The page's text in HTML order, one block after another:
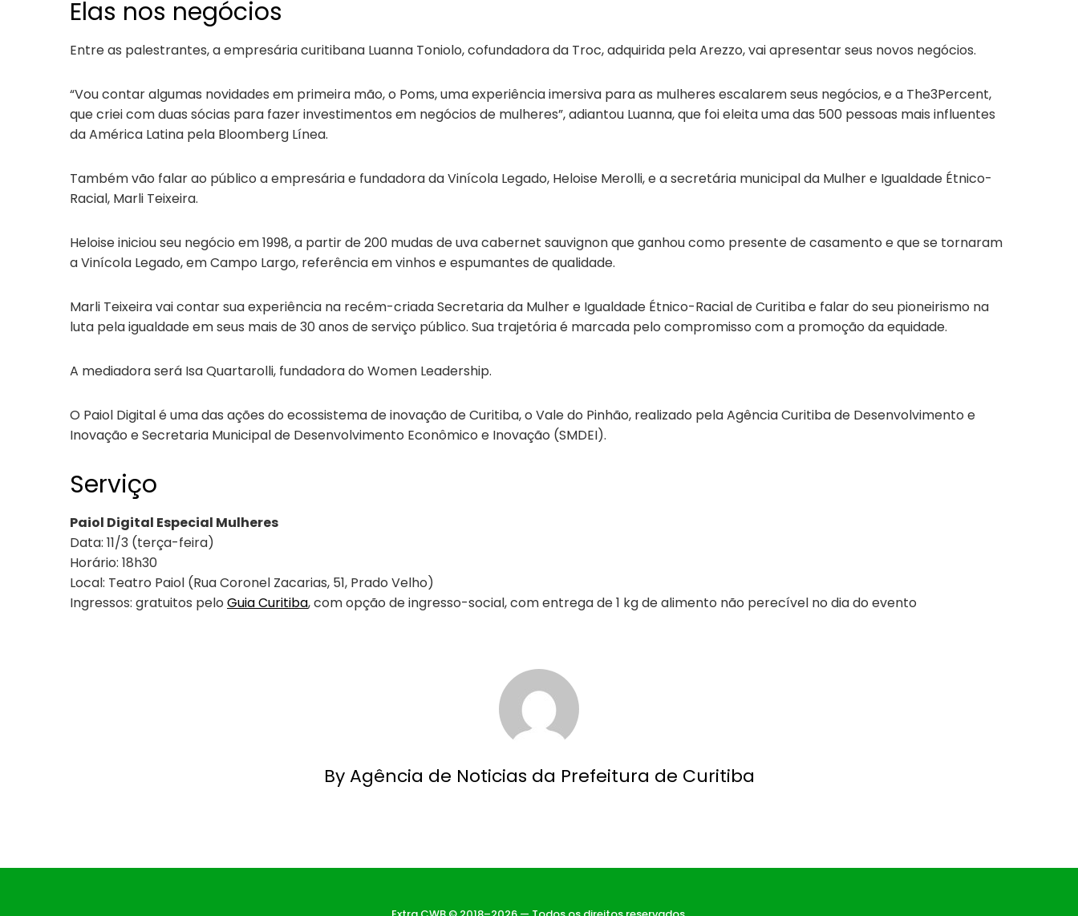
Elas nos negócios
Entre as palestrantes, a empresária curitibana Luanna Toniolo, cofundadora da Troc, adquirida pela Arezzo, vai apresentar seus novos negócios.
“Vou contar algumas novidades em primeira mão, o Poms, uma experiência imersiva para as mulheres escalarem seus negócios, e a The3Percent,
que criei com duas sócias para fazer investimentos em negócios de mulheres”, adiantou Luanna, que foi eleita uma das 500 pessoas mais influentes
da América Latina pela Bloomberg Línea.
Também vão falar ao público a empresária e fundadora da Vinícola Legado, Heloise Merolli, e a secretária municipal da Mulher e Igualdade Étnico-
Racial, Marli Teixeira.
Heloise iniciou seu negócio em 1998, a partir de 200 mudas de uva cabernet sauvignon que ganhou como presente de casamento e que se tornaram
a Vinícola Legado, em Campo Largo, referência em vinhos e espumantes de qualidade.
Marli Teixeira vai contar sua experiência na recém-criada Secretaria da Mulher e Igualdade Étnico-Racial de Curitiba e falar do seu pioneirismo na
luta pela igualdade em seus mais de 30 anos de serviço público. Sua trajetória é marcada pelo compromisso com a promoção da equidade.
A mediadora será Isa Quartarolli, fundadora do Women Leadership.
O Paiol Digital é uma das ações do ecossistema de inovação de Curitiba, o Vale do Pinhão, realizado pela Agência Curitiba de Desenvolvimento e
Inovação e Secretaria Municipal de Desenvolvimento Econômico e Inovação (SMDEI).
Serviço
Paiol Digital Especial Mulheres
Data: 11/3 (terça-feira)
Horário: 18h30
Local: Teatro Paiol (Rua Coronel Zacarias, 51, Prado Velho)
Ingressos: gratuitos pelo Guia Curitiba, com opção de ingresso-social, com entrega de 1 kg de alimento não perecível no dia do evento
By Agência de Noticias da Prefeitura de Curitiba